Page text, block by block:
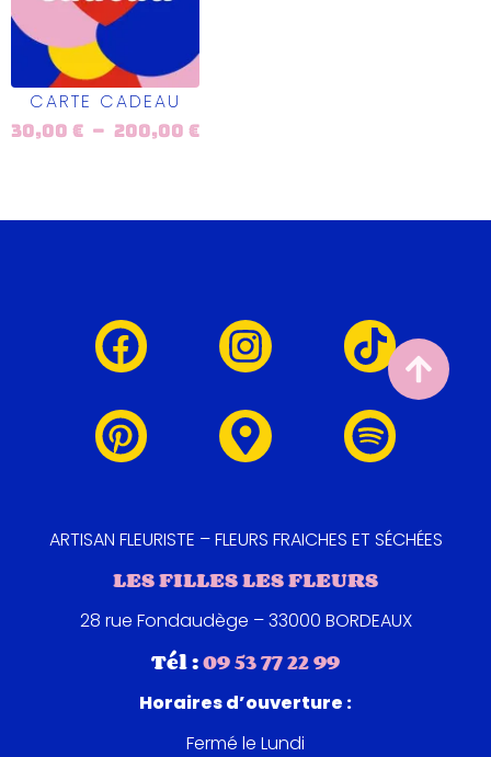
CARTE CADEAU
30,00 € – 200,00 €
ARTISAN FLEURISTE – FLEURS FRAICHES ET SÉCHÉES
LES FILLES LES FLEURS
28 rue Fondaudège – 33000 BORDEAUX
Tél :09 53 77 22 99
Horaires d’ouverture :
Fermé le Lundi